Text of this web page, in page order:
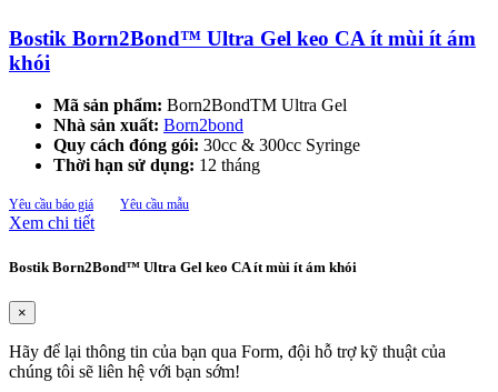
Bostik Born2Bond™ Ultra Gel keo CA ít mùi ít ám
khói
Mã sản phẩm: Born2BondTM Ultra Gel
Nhà sản xuất: Born2bond
Quy cách đóng gói: 30cc & 300cc Syringe
Thời hạn sử dụng: 12 tháng
Yêu cầu báo giá Yêu cầu mẫu
Xem chi tiết
Bostik Born2Bond™ Ultra Gel keo CA ít mùi ít ám khói
×
Hãy để lại thông tin của bạn qua Form, đội hỗ trợ kỹ thuật của
chúng tôi sẽ liên hệ với bạn sớm!